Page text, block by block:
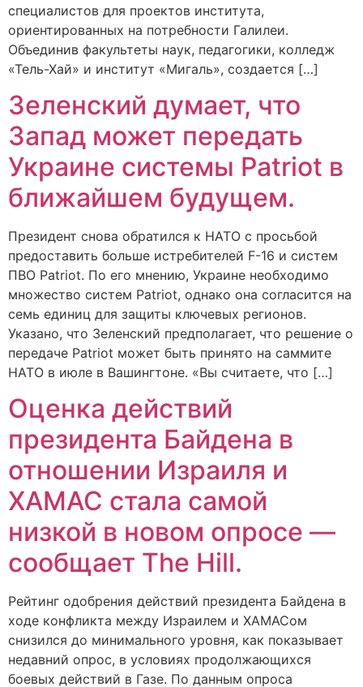
специалистов для проектов института,
ориентированных на потребности Галилеи.
Объединив факультеты наук, педагогики, колледж
«Тель-Хай» и институт «Мигаль», создается […]
Зеленский думает, что
Запад может передать
Украине системы Patriot в
ближайшем будущем.
Президент снова обратился к НАТО с просьбой
предоставить больше истребителей F-16 и систем
ПВО Patriot. По его мнению, Украине необходимо
множество систем Patriot, однако она согласится на
семь единиц для защиты ключевых регионов.
Указано, что Зеленский предполагает, что решение о
передаче Patriot может быть принято на саммите
НАТО в июле в Вашингтоне. «Вы считаете, что […]
Оценка действий
президента Байдена в
отношении Израиля и
ХАМАС стала самой
низкой в новом опросе —
сообщает The Hill.
Рейтинг одобрения действий президента Байдена в
ходе конфликта между Израилем и ХАМАСом
снизился до минимального уровня, как показывает
недавний опрос, в условиях продолжающихся
боевых действий в Газе. По данным опроса